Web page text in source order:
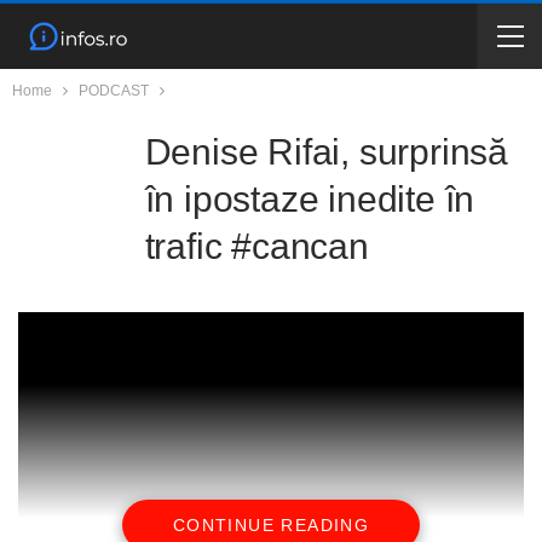
Home PODCAST
Denise Rifai, surprinsă
în ipostaze inedite în
trafic #cancan
CONTINUE READING